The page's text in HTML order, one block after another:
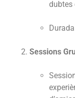
dubtes
Sessions